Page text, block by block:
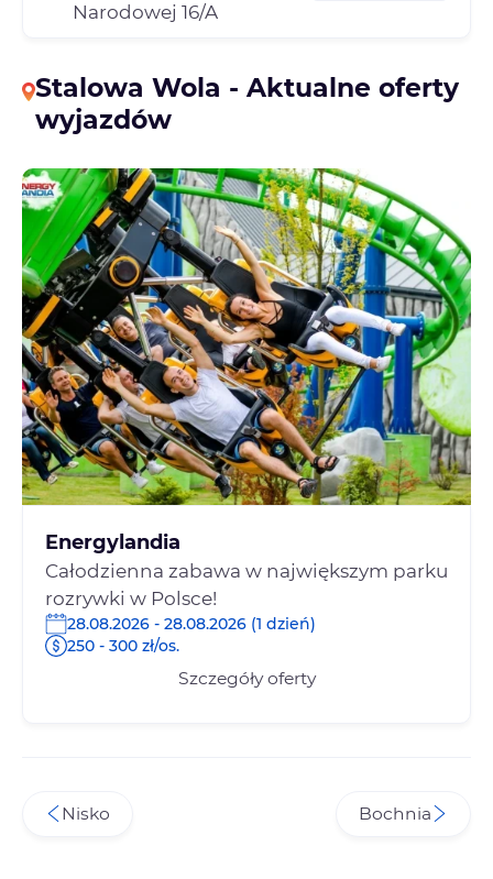
Narodowej 16/A
Stalowa Wola - Aktualne oferty
wyjazdów
Energylandia
Całodzienna zabawa w największym parku
rozrywki w Polsce!
28.08.2026 - 28.08.2026 (1 dzień)
250 - 300 zł/os.
Szczegóły oferty
Nisko Bochnia